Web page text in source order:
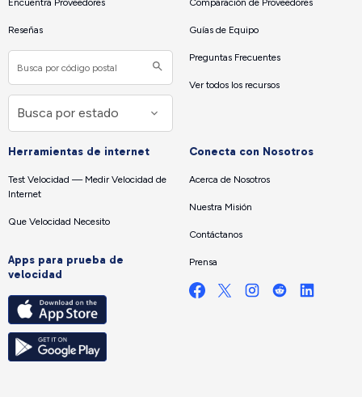
Reseñas Guías de Equipo
Preguntas Frecuentes
Ver todos los recursos
Herramientas de internet
Test Velocidad — Medir Velocidad de
Internet
Que Velocidad Necesito
Apps para prueba de
velocidad
Conecta con Nosotros
Acerca de Nosotros
Nuestra Misión
Contáctanos
Prensa